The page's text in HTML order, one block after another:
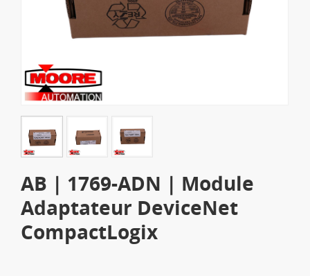
AB | 1769-ADN | Module
Adaptateur DeviceNet
CompactLogix